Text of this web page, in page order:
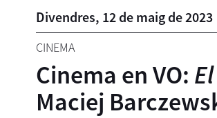
Divendres, 12 de maig de2023
CINEMA
Cinema en VO:
Maciej